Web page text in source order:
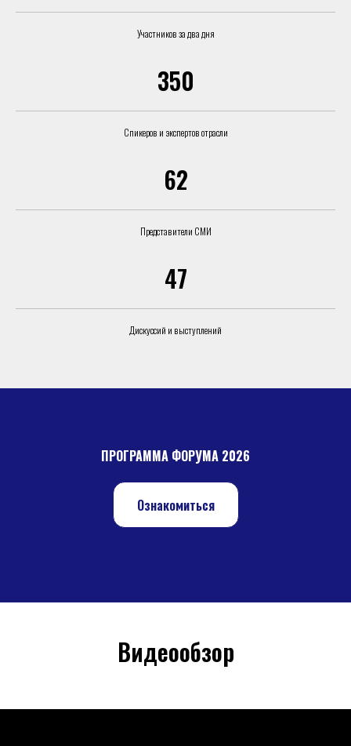
Участников за два дня
350
Спикеров и экспертов отрасли
62
Представители СМИ
47
Дискуссий и выступлений
ПРОГРАММА ФОРУМА 2026
Ознакомиться
Видеообзор